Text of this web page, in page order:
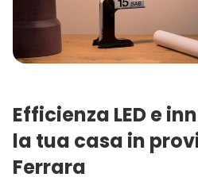
Efficienza LED e
la tua casa in
Ferrara